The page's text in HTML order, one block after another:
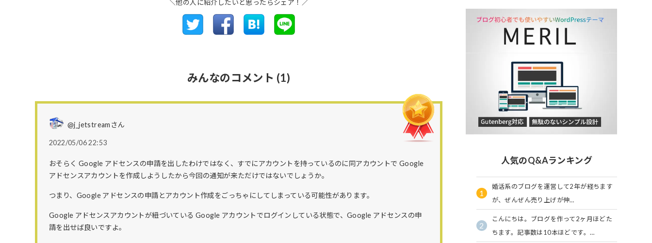
＼他の人に紹介したいと思ったらシェア！／
みんなのコメント (1)
@j_jetstreamさん
2022/05/06 22:53
おそらく Google アドセンスの申請を出したわけではなく、すでにアカウントを持っているのに同アカウントで Google
アドセンスアカウントを作成しようしたから今回の通知が来ただけではないでしょうか。
つまり、Google アドセンスの申請とアカウント作成をごっちゃにしてしまっている可能性があります。
Google アドセンスアカウントが紐づいている Google アカウントでログインしている状態で、Google アドセンスの申
請を出せば良いですよ。
人気のQ&Aランキング
1
婚活系のブログを運営して2年が経ちます
が、ぜんぜん売り上げが伸…
2
こんにちは。ブログを作って2ヶ月ほどた
ちます。記事数は10本ほどです。…